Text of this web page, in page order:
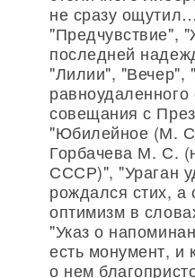
не сразу
"Предчувствие",
последней
"Лилии", "Вечер",
совещания с
"Юбилейное (М.
Горбачева М. С.
СССР)", "Ураган
рождался стих,
оптимизм в
"Указ о
есть монумент, и
о нем